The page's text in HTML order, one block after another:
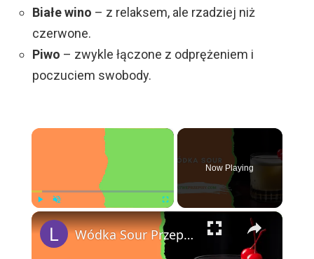
Białe wino – z relaksem, ale rzadziej niż
czerwone.
Piwo – zwykle łączone z odprężeniem i
poczuciem swobody.
×
Play Unmute Fullscreen
Now Playing
×
Wódka Sour Przepis - LatwePrzepisy.com